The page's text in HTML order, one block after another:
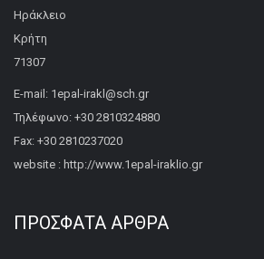
Ηράκλειο
Κρήτη
71307
E-mail: 1epal-irakl@sch.gr
Τηλέφωνο: +30 2810324880
Fax: +30 2810237020
website : http://www.1epal-iraklio.gr
ΠΡΌΣΦΑΤΑ ΆΡΘΡΑ